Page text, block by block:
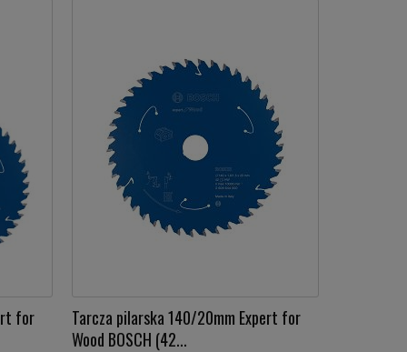
for
Tarcza pilarska 140/20mm Expert for
Wood BOSCH (42...